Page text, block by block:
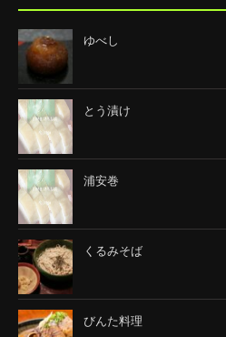
ゆべし
とう漬け
浦安巻
くるみそば
びんた料理